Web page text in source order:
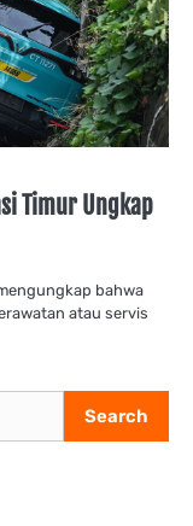
Timur Ungkap
bahwa
atau servis
Search